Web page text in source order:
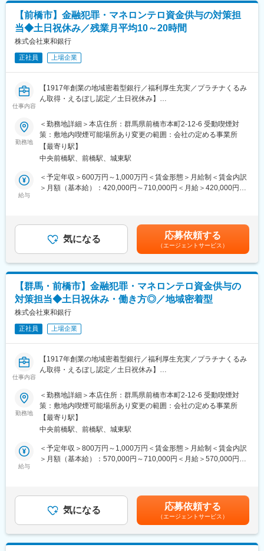
両立できる体制です。
変更の範囲：会社の定める業務
・ケアマネージャーや医療機関、福祉事業所、行政等との調整
・スタッフの採用・指導・育成
・各種プロジェクトへの参加
※担当エリアは選考時の希望を考慮の上、決定します。
【入社直後の流れ】
す。
■入社～1カ月目
格取得。なお、資格取得のための費用は当社負担となります。
■1～3か月目
・OJTを受けながら日勤・夜勤両方の介護現場での業務をお任せ
します。
※研修終了後は現場業務は無くなるため日勤のみ
■3～6か月目
・マネージャー業務を学んでいただきます。ピープルマネジメン
■本配属後
・各事業所の課題や目的に合わせてマネジメント業務に専念頂き
【キャリアパス（例）】
・医療介護スタッフ（2週間程度の基礎研修必要資格取得、現場業
務）
・サービスリーダー（入社3カ月～※研修期間）
・サービス提供責任者（入社半年／年収420～650万円）
・サービスマネージャー（入社1年／年収560～700万円）
・エリアマネージャー（入社1年～／年収700～800万円）
・ブロックマネージャー（年収800～900万円）
・ゼネラルマネージャー（年収900～1200万円）
月給(月額)は固定手当を含めた表記です。
【前橋市】金融犯罪・マネロンテロ資金供与の対策担
当◆土日祝休み／残業月平均10～20時間
株式会社東和銀行
正社員 上場企業
仕事内容
【1917年創業の地域密着型銀行／福利厚生充実／プラチナくるみ
ん取得・えるぼし認定／土日祝休み】
■業務内容：
金融犯罪やマネロンテロ資金供与の対策担当として、企画の立案
や推進をご担当いただきます。
■具体的な業務内容：
・金融庁・警察庁連盟要請に対し遅れを克服すべく各種システム
導入等の対応
■就業環境
・金融犯罪対策部は６名が在籍しております。
■ポジションの魅力：
＜銀行の経営基盤を守る「司令塔」としての介在価値＞
マネロンテロ資金供与対策は、現在の銀行経営において最優先事
項の一つです。このポジションは、単なる事務作業ではなく、経
営基盤を守る金融犯罪対策の企画立案から推進までを一貫して担
う最良の大きな仕事です。
＜専門性の習得とキャリアアップ＞
当局(金融庁)対応や他行との連携といった外部折衝業務スキルや、
変化の激しい金融犯罪の手口や規制に対し、最新の情報を収集・
分析し、自行のルールへと落とし込むプロセスを通じて、金融業
＜地域貢献を「裏側から支える」誇りと働きやすさ＞
東和銀行が大切にしている「お客様応援活動」を継続するために
は、健全な金融取引が維持されていることが大前提です。地域密
着型で「長く働ける環境」が整っているため、腰を据えて専門性
■当行について：
ビスを提供しています。地域経済の円滑化に資する金融仲介機能
の発揮はもちろんのこと、「TOWAお客様応援活動」を通じた財
務面、非財務面双方からの課題解決支援に注力しています。
・対面でのコミュニケーションを重視し、お客さま一人ひとりと
のリレーションを大切にしながら、最適なソリューションの提案
勤務地
＜勤務地詳細＞本店住所：群馬県前橋市本町2-12-6 受動喫煙対
策：敷地内喫煙可能場所あり変更の範囲：会社の定める事業所
【最寄り駅】
中央前橋駅、前橋駅、城東駅
給与
＜予定年収＞600万円～1,000万円＜賃金形態＞月給制＜賃金内訳
＞月額（基本給）：420,000円～710,000円＜月給＞420,000円～
ます。月給(月額)は固定手当を含めた表記です。
気になる 応募依頼する
（エージェントサービス）
【群馬・前橋市】金融犯罪・マネロンテロ資金供与の
対策担当◆土日祝休み・働き方◎／地域密着型
株式会社東和銀行
正社員 上場企業
仕事内容
【1917年創業の地域密着型銀行／福利厚生充実／プラチナくるみ
ん取得・えるぼし認定／土日祝休み】
■業務内容：
金融犯罪やマネロンテロ資金供与の対策担当として、企画の立案
や推進をご担当いただきます。
■業務詳細：
・金融庁・警察庁連盟要請に対し遅れを克服すべく各種システム
導入等の対応
■本ポジションに期待していること：
勤務地
＜勤務地詳細＞本店住所：群馬県前橋市本町2-12-6 受動喫煙対
策：敷地内喫煙可能場所あり変更の範囲：会社の定める事業所
【最寄り駅】
中央前橋駅、前橋駅、城東駅
給与
＜予定年収＞800万円～1,000万円＜賃金形態＞月給制＜賃金内訳
＞月額（基本給）：570,000円～710,000円＜月給＞570,000円～
ます。月給(月額)は固定手当を含めた表記です。
気になる 応募依頼する
（エージェントサービス）